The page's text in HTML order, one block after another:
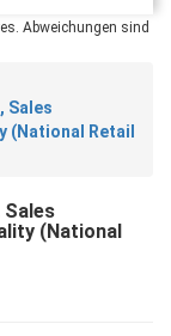
Abweichungen sind
Sales
(National Retail
(National